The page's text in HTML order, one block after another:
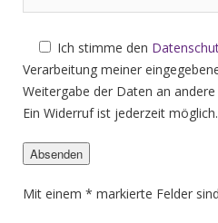
Ich stimme den
Verarbeitung meiner
Weitergabe der Daten an
Ein Widerruf ist jederzeit möglich.
Mit einem * markierte Felder